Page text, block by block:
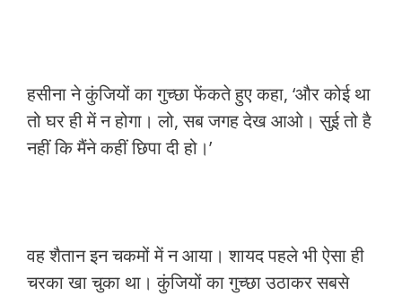
हसीना ने कुंजियों का गुच्छा फेंकते हुए कहा, ‘और कोई था
तो घर ही में न होगा। लो, सब जगह देख आओ। सुई तो है
नहीं कि मैंने कहीं छिपा दी हो।’
वह शैतान इन चकमों में न आया। शायद पहले भी ऐसा ही
चरका खा चुका था। कुंजियों का गुच्छा उठाकर सबसे